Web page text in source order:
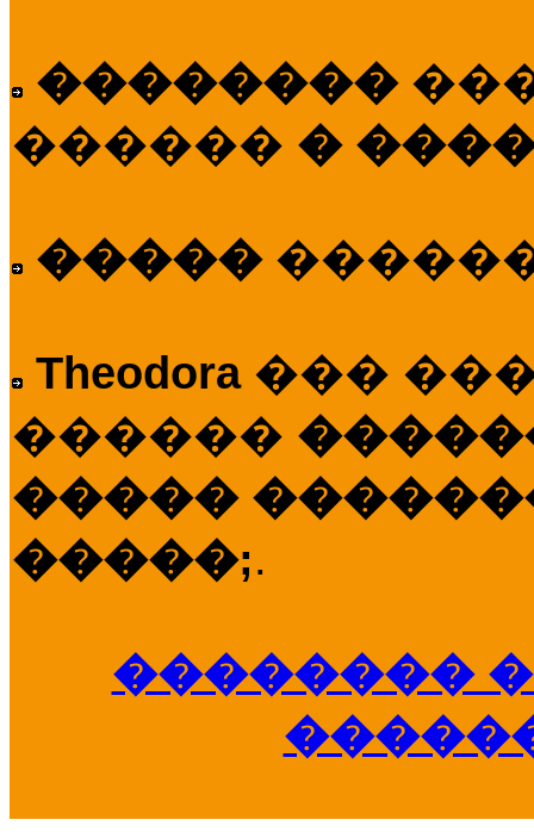
��������
������ �
�����
Theodora ���
������
�����
�����;.
��������